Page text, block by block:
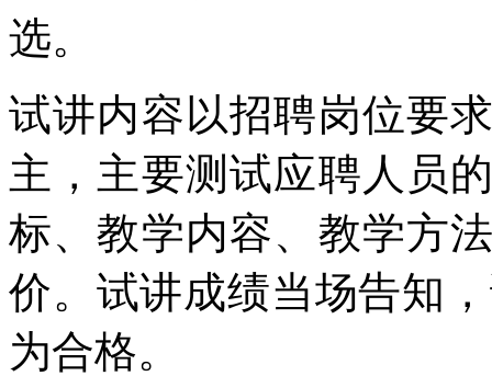
选。
试讲内容以招聘岗位要
主，主要测试应聘人员
标、教学内容、教学方
价。试讲成绩当场告知
为合格。